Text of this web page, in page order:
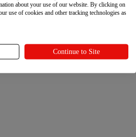
about your use of our website. By clicking on
use of cookies and other tracking technologies as
Continue to Site